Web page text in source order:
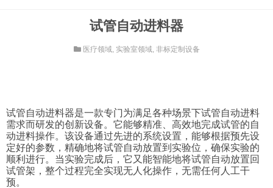
试管自动进料器
医疗领域 实验室领域 非标定制设备
试管自动进料器是一款专门为满足各种场景下试管自动进料
需求而研发的创新设备。它能够精准、高效地完成试管的自
动进料操作。该设备通过先进的系统设置，能够根据预先设
定好的参数，精确地将试管自动放置到实验位，确保实验的
顺利进行。当实验完成后，它又能智能地将试管自动放置回
试管架，整个过程完全实现无人化操作，无需任何人工干
预。